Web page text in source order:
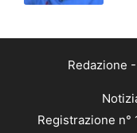
Redazione -
Registrazione n°